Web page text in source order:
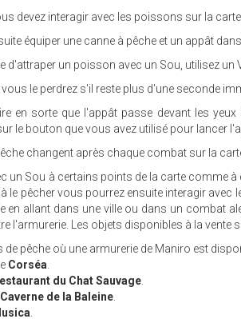
devez interagir avec les poissons sur la
équiper une canne à pêche et un appât dans
d'attraper un poisson avec un Sou, utilisez un
vous le perdrez s'il reste plus d'une seconde
en sorte que l'appât passe devant les
le bouton que vous avez utilisé pour lancer
changent après chaque combat sur la
un Sou à certains points de la carte comme
le pêcher vous pourrez ensuite interagir avec
en allant dans une ville ou dans un combat
l'armurerie. Les objets disponibles à la vente
de pêche où une armurerie de Maniro est
Corséa
du Chat Sauvage
Caverne de la Baleine